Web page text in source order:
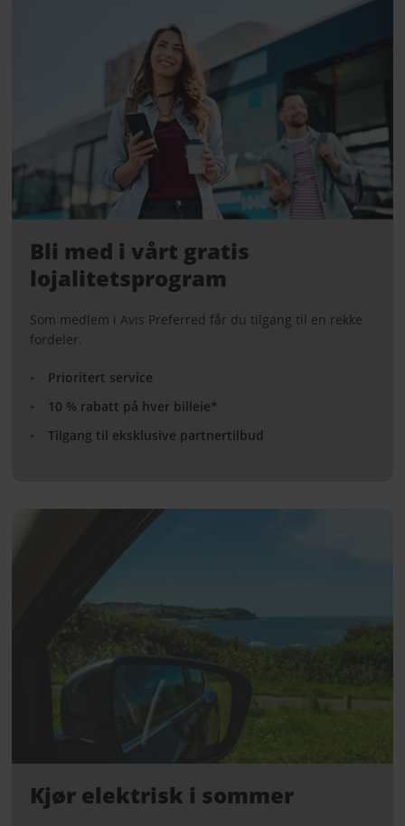
Bli med i vårt gratis
lojalitetsprogram
Som medlem i Avis Preferred får du tilgang til en rekke
fordeler.
Prioritert service
10 % rabatt på hver billeie*
Tilgang til eksklusive partnertilbud
Kjør elektrisk i sommer